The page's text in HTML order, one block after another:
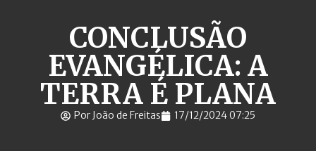
CONCLUSÃO
EVANGÉLICA: A
TERRA É PLANA
Por João de Freitas 17/12/2024 07:25